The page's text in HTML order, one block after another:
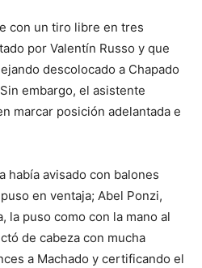
con un tiro libre en tres
por Valentín Russo y que
descolocado a Chapado
embargo, el asistente
marcar posición adelantada e
había avisado con balones
en ventaja; Abel Ponzi,
la puso como con la mano al
de cabeza con mucha
a Machado y certificando el